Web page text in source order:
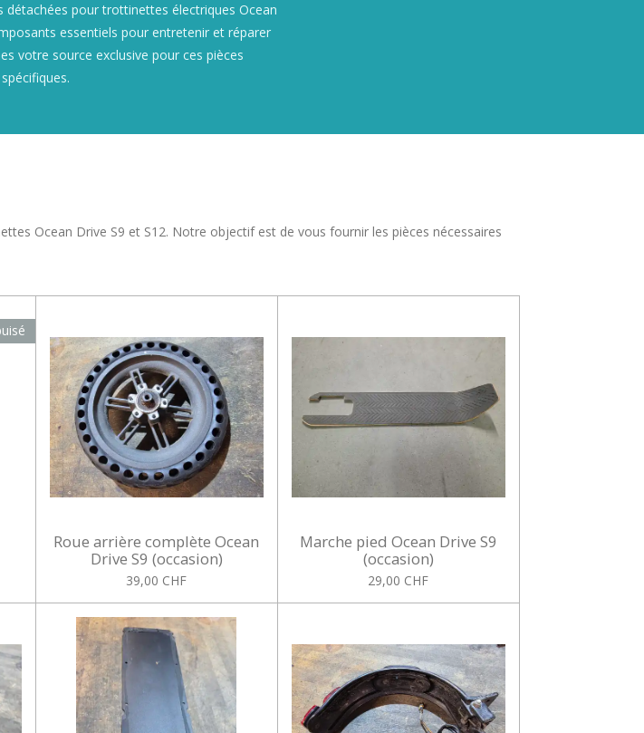
détachées pour trottinettes électriques Ocean
essentiels pour entretenir et réparer
votre source exclusive pour ces pièces
spécifiques.
Ocean Drive S9 et S12. Notre objectif est de vous fournir les pièces nécessaires
Roue arrière complète Ocean
Drive S9 (occasion)
39,00 CHF
Marche pied Ocean Drive S9
(occasion)
29,00 CHF